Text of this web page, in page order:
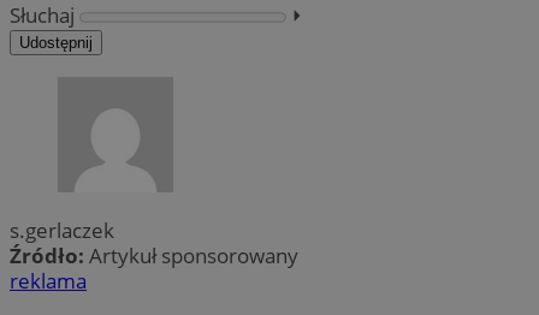
Słuchaj ⏵︎
Udostępnij
s.gerlaczek
Źródło: Artykuł sponsorowany
reklama